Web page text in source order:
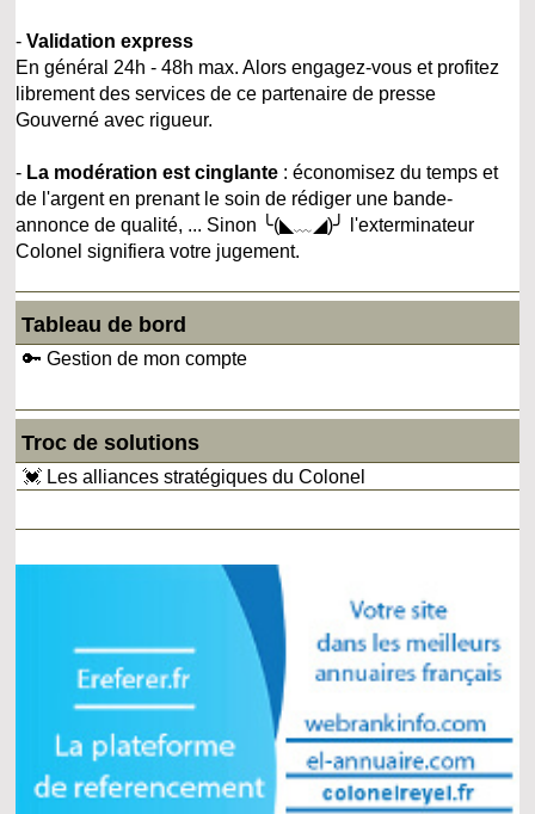
-Validation express
En général 24h - 48h max. Alors engagez-vous et profitez
librement des services de ce partenaire de presse
Gouverné avec rigueur.
- La modération est cinglante : économisez du temps et
de l'argent en prenant le soin de rédiger une bande-
annonce de qualité, ... Sinon ╰(◣﹏◢)╯ l'exterminateur
Colonel signifiera votre jugement.
Tableau de bord
🔑 Gestion de mon compte
Troc de solutions
💓 Les alliances stratégiques du Colonel